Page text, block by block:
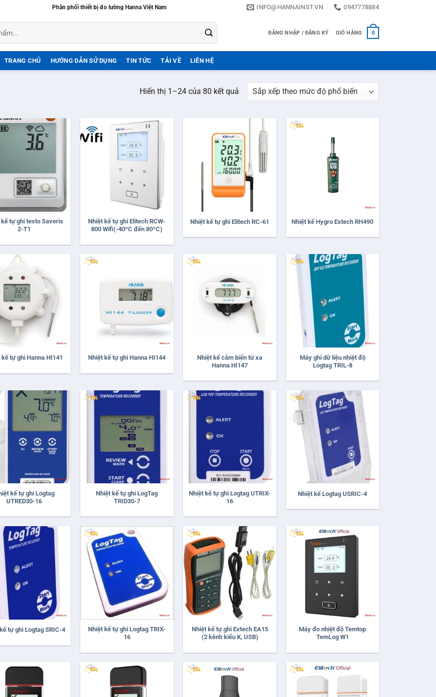
Phân phối thiết bị đo lường Hanna Việt Nam INFO@HANNAINST.VN 0947778884
ĐĂNG NHẬP / ĐĂNG KÝ GIỎ HÀNG 0
TRANG CHỦ HƯỚNG DẪN SỬ DỤNG TIN TỨC TẢI VỀ LIÊN HỆ
Hiển thị 1–24 của 80 kết quảĐã
sắp
mức
độ
phổ
biến
tự ghi testo Saveris
2-T1
Nhiệt kế tự ghi Elitech RCW-
800 Wifi(-40ºC đến 80ºC)
Nhiệt kế tự ghi Elitech RC-61 Nhiệt kế Hygro Extech RH490
tự ghi Hanna HI141 Nhiệt kế tự ghi Hanna HI144
Nhiệt kế cảm biến từ xa
Hanna HI147
Máy ghi dữ liệu nhiệt độ
Logtag TRIL-8
kế tự ghi Logtag
UTRED30-16
Nhiệt kế tự ghi LogTag
TRID30-7
Nhiệt kế tự ghi Logtag UTRIX-
16
Nhiệt kế Logtag USRIC-4
tự ghi Logtag SRIC-4
Nhiệt kế tự ghi Logtag TRIX-
16
+
Nhiệt kế tự ghi Extech EA15
(2 kênh kiểu K, USB)
Máy đo nhiệt độ Temtop
TemLog W1